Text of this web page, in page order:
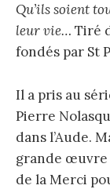
Qu’ils soient
leur vie… Tiré
fondés par St
Il a pris au
Pierre
dans l’Aude.
grande œuvre
de la Merci